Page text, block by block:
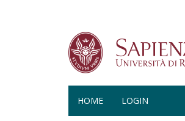
HOME LOGIN